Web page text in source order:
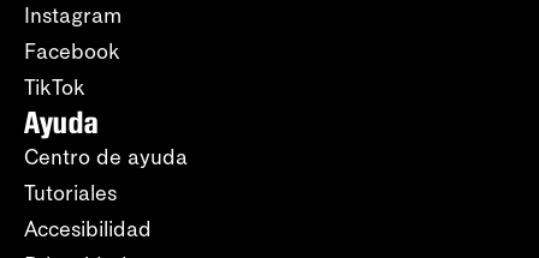
Instagram
Facebook
TikTok
Ayuda
Centro de ayuda
Tutoriales
Accesibilidad